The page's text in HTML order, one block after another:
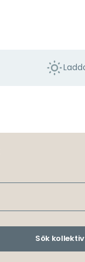
Sök